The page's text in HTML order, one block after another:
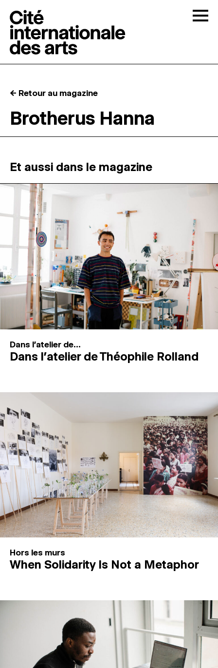
RÉSIDENCES ↓
ATELIERS OUVERTS
PROGRAMMATION
MAGAZINE
ESPACES DE PRATIQUE ARTISTIQUE ↓
Recherche
Connexion
← Retour au magazine
Brotherus Hanna
Et aussi dans le magazine
Dans l'atelier de...
Dans l’atelier de Théophile Rolland
Hors les murs
When Solidarity Is Not a Metaphor